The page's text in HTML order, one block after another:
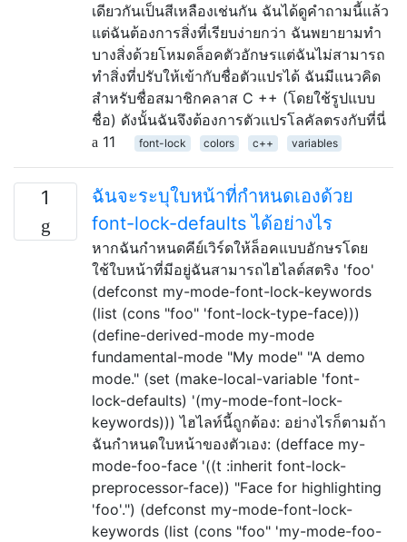
เดียวกันเป็นสีเหลืองเช่นกัน ฉันได้ดูคำถามนี้แล้ว
แต่ฉันต้องการสิ่งที่เรียบง่ายกว่า ฉันพยายามทำ
บางสิ่งด้วยโหมดล็อคตัวอักษรแต่ฉันไม่สามารถ
ทำสิ่งที่ปรับให้เข้ากับชื่อตัวแปรได้ ฉันมีแนวคิด
สำหรับชื่อสมาชิกคลาส C ++ (โดยใช้รูปแบบ
ชื่อ) ดังนั้นฉันจึงต้องการตัวแปรโลคัลตรงกับที่นี่
11
font-lock colors c++ variables
1
ฉันจะระบุใบหน้าที่กำหนดเองด้วย
font-lock-defaults ได้อย่างไร
หากฉันกำหนดคีย์เวิร์ดให้ล็อคแบบอักษรโดย
ใช้ใบหน้าที่มีอยู่ฉันสามารถไฮไลต์สตริง 'foo'
(defconst my-mode-font-lock-keywords
(list (cons "foo" 'font-lock-type-face)))
(define-derived-mode my-mode
fundamental-mode "My mode" "A demo
mode." (set (make-local-variable 'font-
lock-defaults) '(my-mode-font-lock-
keywords))) ไฮไลท์นี้ถูกต้อง: อย่างไรก็ตามถ้า
ฉันกำหนดใบหน้าของตัวเอง: (defface my-
mode-foo-face '((t :inherit font-lock-
preprocessor-face)) "Face for highlighting
'foo'.") (defconst my-mode-font-lock-
keywords (list (cons "foo" 'my-mode-foo-